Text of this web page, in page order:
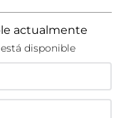
actualmente
disponible